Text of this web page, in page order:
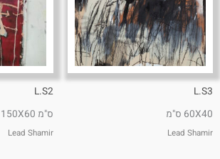
L.S3
60X40 ס"מ
Lead Shamir
L.S2
ס"מ 150X60
Lead Shamir